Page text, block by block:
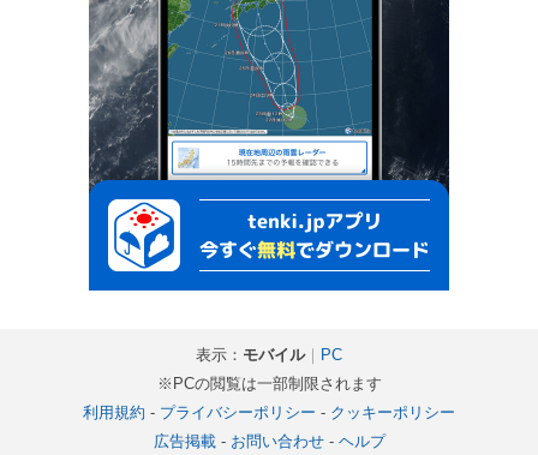
表示： モバイル｜ PC
※PCの閲覧は一部制限されます
利用規約 - プライバシーポリシー - クッキーポリシー
広告掲載- お問い合わせ- ヘルプ